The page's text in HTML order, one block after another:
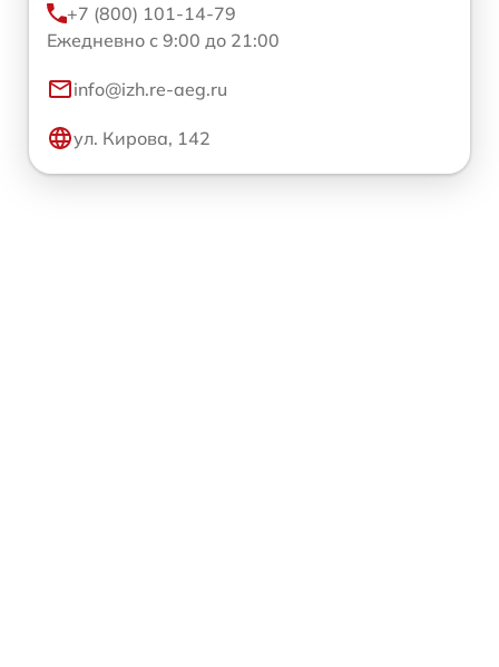
+7 (800) 101-14-79
Ежедневно с 9:00 до 21:00
info@izh.re-aeg.ru
ул. Кирова, 142